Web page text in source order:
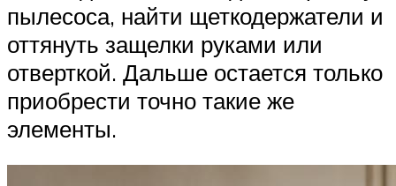
пылесоса, найти щеткодержатели и
оттянуть защелки руками или
отверткой. Дальше остается только
приобрести точно такие же
элементы.